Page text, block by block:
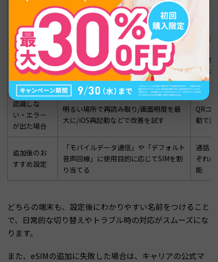
eSIM追加方
法
設定 → モバイル通信 → モバイル通信プ
ランを追加 → QRコード読み取り or 手
動入力
ンを
プロファイ
ルのラベル
設定
「日本用」「海外用」など自由に名称を
設定可能
SIM
より
り）
認識しな
い・エラー
が出た場合
明るい場所で再読み取り/画面明度を最
大に/iOS再起動などで改善を試す
QRコ
動で
追加後のお
すすめ設定
「モバイルデータ通信」や「デフォルト
音声回線」に使用目的に応じてSIMを割
り当てる
通話
ぞれ
能
どちらの端末も、設定後にわかりやすい名前をつけること
で、日常的な切り替えやトラブル時の対応がスムーズにな
ります。
また、eSIMの追加に失敗した場合は、キャリアの公式マ